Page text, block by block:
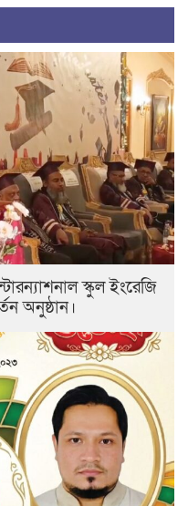
স্কুল ইংরেজি
অনুষ্ঠান।